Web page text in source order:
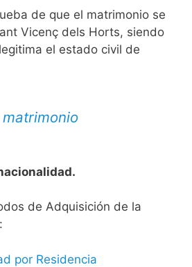
de que el matrimonio se
Vicenç dels Horts, siendo
el estado civil de
de Adquisición de la
por Residencia